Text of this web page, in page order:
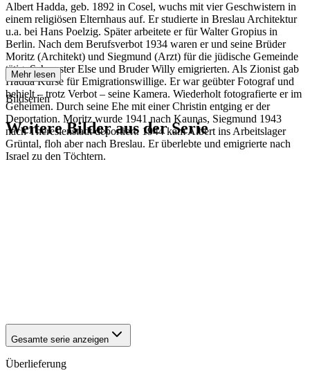
Albert Hadda, geb. 1892 in Cosel, wuchs mit vier Geschwistern in
einem religiösen Elternhaus auf. Er studierte in Breslau Architektur
u.a. bei Hans Poelzig. Später arbeitete er für Walter Gropius in
Berlin. Nach dem Berufsverbot 1934 waren er und seine Brüder
Moritz (Architekt) und Siegmund (Arzt) für die jüdische Gemeinde
tätig. Schwester Else und Bruder Willy emigrierten. Als Zionist gab
Hadda Kurse für Emigrationswillige. Er war geübter Fotograf und
behielt – trotz Verbot – seine Kamera. Wiederholt fotografierte er im
Geheimen. Durch seine Ehe mit einer Christin entging er der
Deportation. Moritz wurde 1941 nach Kaunas, Siegmund 1943
nach Theresienstadt deportiert. 1944 kam Albert ins Arbeitslager
Grüntal, floh aber nach Breslau. Er überlebte und emigrierte nach
Israel zu den Töchtern.
Mehr lesen
Bildserien
Weitere Bilder aus der Serie
1941 Breslau
Gesamte serie anzeigen
Überlieferung